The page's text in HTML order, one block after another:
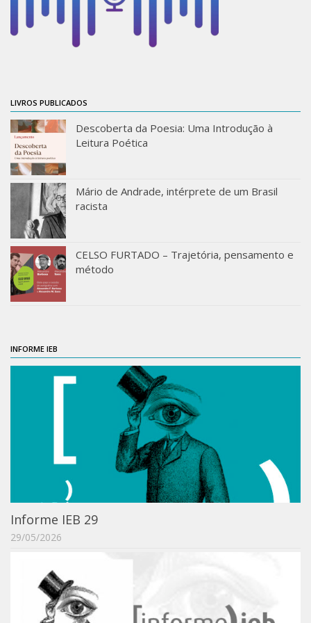
Moraes Silva
Portais
Educação em Fronteiras
Plataforma Modernismo
Novos Projetos
Graduação
Sobre a Graduação
Disciplinas
1° semestre
Pós-Graduação
Sobre a Pós
Ingresso – Processo Seletivo
Formulários – Requerimentos
Matrícula
Auxílio Financeiro
Exame de Qualificação
Dissertação Corrigida
Orientadores / Credenciamentos
LIVROS PUBLICADOS
Descoberta da Poesia: Uma Introdução à
Leitura Poética
Mário de Andrade, intérprete de um Brasil
racista
CELSO FURTADO – Trajetória, pensamento e
método
INFORME IEB
Informe IEB 29
29/05/2026